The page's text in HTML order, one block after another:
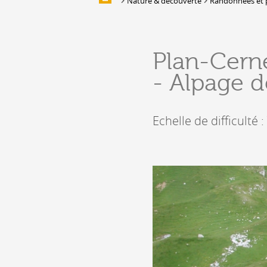
HÉBERGEMENTS &
RESTAURATION
Hébergement
Bars, Cafés, Restaurants &
Plan-
- Alpage
Echelle de difficulté :